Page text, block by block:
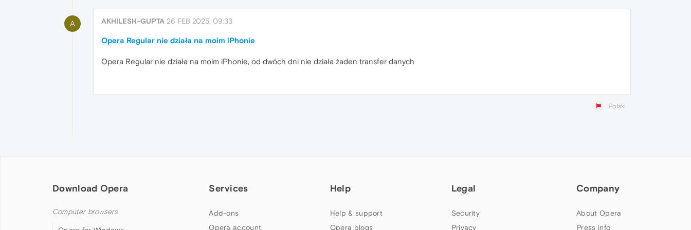
A AKHILESH-GUPTA 26 FEB 2025, 09:33
Opera Regular nie działa na moim iPhonie
Opera Regular nie działa na moim iPhonie, od dwóch dni nie działa żaden transfer danych
Polski
Download Opera
Computer browsers
Services
Add-ons
Opera account
Help
Help & support
Opera blogs
Legal
Security
Privacy
Company
About Opera
Press info